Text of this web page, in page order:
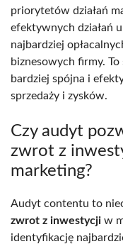
priorytetów działań
efektywnych działań
najbardziej
biznesowych firmy.
bardziej spójna i
sprzedaży i zysków.
Czy audyt
zwrot z
marketing?
Audyt contentu to
zwrot z inwestycji w
identyfikację